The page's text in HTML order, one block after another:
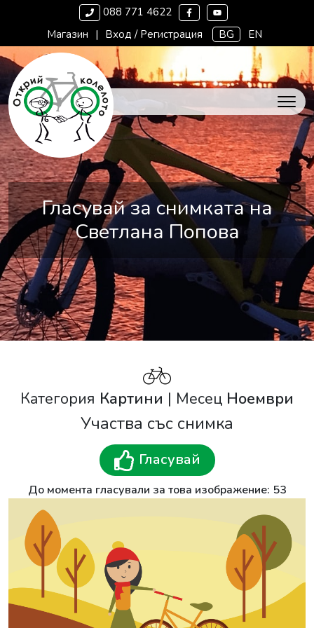
088 771 4622
Магазин | Вход / Регистрация BG EN
Гласувай за снимката на
Светлана Попова
Категория Картини | Месец Ноември
Участва със снимка
Гласувай
До момента гласували за това изображение: 53